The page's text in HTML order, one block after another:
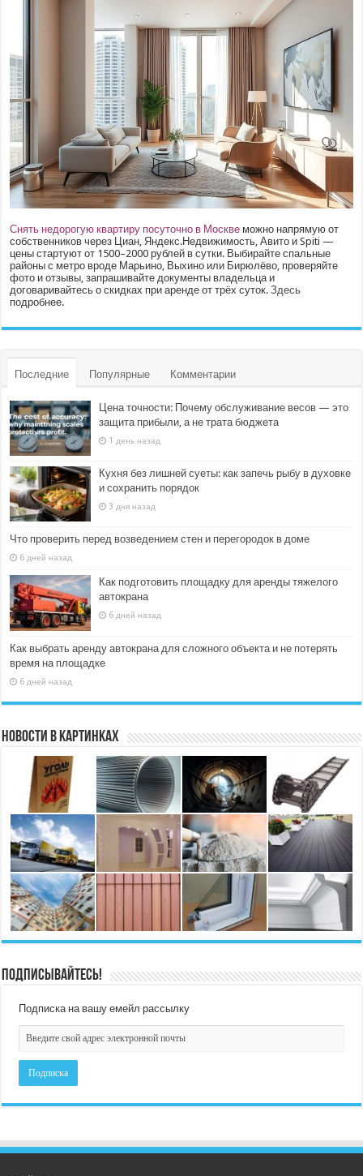
Снять недорогую квартиру посуточно в Москве можно напрямую от
собственников через Циан, Яндекс.Недвижимость, Авито и Spiti —
цены стартуют от 1500–2000 рублей в сутки. Выбирайте спальные
районы с метро вроде Марьино, Выхино или Бирюлёво, проверяйте
фото и отзывы, запрашивайте документы владельца и
договаривайтесь о скидках при аренде от трёх суток.Здесь
подробнее.
Последние Популярные Комментарии
Цена точности: Почему обслуживание весов — это
защита прибыли, а не трата бюджета
1 день назад
Кухня без лишней суеты: как запечь рыбу в духовке
и сохранить порядок
3 дня назад
Что проверить перед возведением стен и перегородок в доме
6 дней назад
Как подготовить площадку для аренды тяжелого
автокрана
6 дней назад
Как выбрать аренду автокрана для сложного объекта и не потерять
время на площадке
6 дней назад
Новости в картинках
Подписывайтесь!
Подписка на вашу емейл рассылку